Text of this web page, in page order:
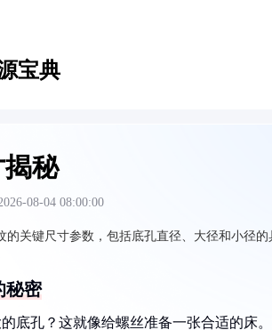
宝典
秘
08-04 08:00:00
的关键尺寸参数，包括底孔直径、大径和小径
秘密
底孔？这就像给螺丝准备一张合适的床